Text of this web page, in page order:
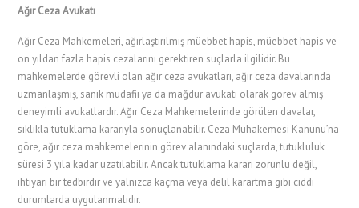
Ağır Ceza Avukatı
Ağır Ceza Mahkemeleri, ağırlaştırılmış müebbet hapis, müebbet hapis ve
on yıldan fazla hapis cezalarını gerektiren suçlarla ilgilidir. Bu
mahkemelerde görevli olan ağır ceza avukatları, ağır ceza davalarında
uzmanlaşmış, sanık müdafii ya da mağdur avukatı olarak görev almış
deneyimli avukatlardır. Ağır Ceza Mahkemelerinde görülen davalar,
sıklıkla tutuklama kararıyla sonuçlanabilir. Ceza Muhakemesi Kanunu’na
göre, ağır ceza mahkemelerinin görev alanındaki suçlarda, tutukluluk
süresi 3 yıla kadar uzatılabilir. Ancak tutuklama kararı zorunlu değil,
ihtiyari bir tedbirdir ve yalnızca kaçma veya delil karartma gibi ciddi
durumlarda uygulanmalıdır.